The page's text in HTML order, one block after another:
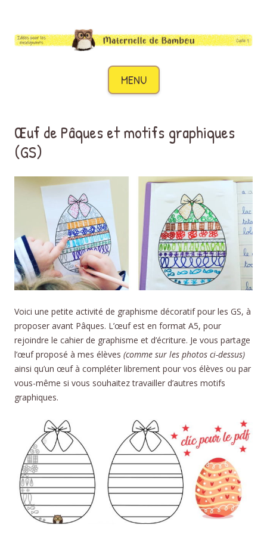
MENU
Aller au contenu
Œuf de Pâques et motifs graphiques
(GS)
Voici une petite activité de graphisme décoratif pour les GS, à
proposer avant Pâques. L’œuf est en format A5, pour
rejoindre le cahier de graphisme et d’écriture. Je vous partage
l’œuf proposé à mes élèves (comme sur les photos ci-dessus)
ainsi qu’un œuf à compléter librement pour vos élèves ou par
vous-même si vous souhaitez travailler d’autres motifs
graphiques.